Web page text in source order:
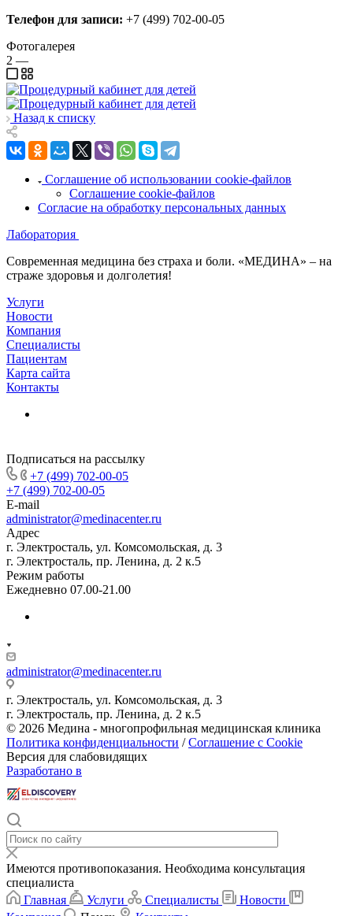
Телефон для записи: +7 (499) 702-00-05
Фотогалерея
2 —
Назад к списку
Соглашение об использовании cookie-файлов
Соглашение cookie-файлов
Согласие на обработку персональных данных
Лаборатория
Современная медицина без страха и боли. «МЕДИНА» – на
страже здоровья и долголетия!
Услуги
Новости
Компания
Специалисты
Пациентам
Карта сайта
Контакты
Подписаться на рассылку
+7 (499) 702-00-05
+7 (499) 702-00-05
E-mail
administrator@medinacenter.ru
Адрес
г. Электросталь, ул. Комсомольская, д. 3
г. Электросталь, пр. Ленина, д. 2 к.5
Режим работы
Ежедневно 07.00-21.00
administrator@medinacenter.ru
г. Электросталь, ул. Комсомольская, д. 3
г. Электросталь, пр. Ленина, д. 2 к.5
© 2026 Медина - многопрофильная медицинская клиника
Политика конфиденциальности /Соглашение с Cookie
Версия для слабовидящих
Разработано в
Имеются противопоказания. Необходима консультация
специалиста
Главная
Услуги Специалисты
Новости